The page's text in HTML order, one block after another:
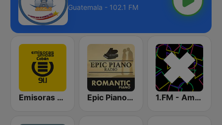
Guatemala - 102.1 FM
Emisoras unidas Cobán 91.1 FM Epic Piano - ROMANTIC PIANO 1.FM - Amsterdam Trance